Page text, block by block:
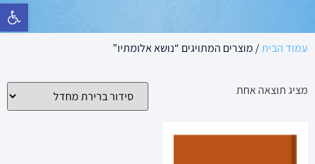
פתח סרגל
עמוד הבית/ מוצרים המתויגים “נושא אלומתיו”
מציג תוצאה אחת